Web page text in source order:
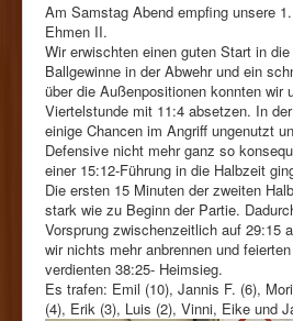
Am Samstag Abend empfing unsere
Ehmen II.
Wir erwischten einen guten Start in
Ballgewinne in der Abwehr und ein
über die Außenpositionen konnten wir
Viertelstunde mit 11:4 absetzen. In
einige Chancen im Angriff ungenutzt
Defensive nicht mehr ganz so
einer 15:12-Führung in die Halbzeit
Die ersten 15 Minuten der zweiten
stark wie zu Beginn der Partie.
Vorsprung zwischenzeitlich auf 29:15
wir nichts mehr anbrennen und
verdienten 38:25- Heimsieg.
Es trafen: Emil (10), Jannis F. (6),
(4), Erik (3), Luis (2), Vinni, Eike und